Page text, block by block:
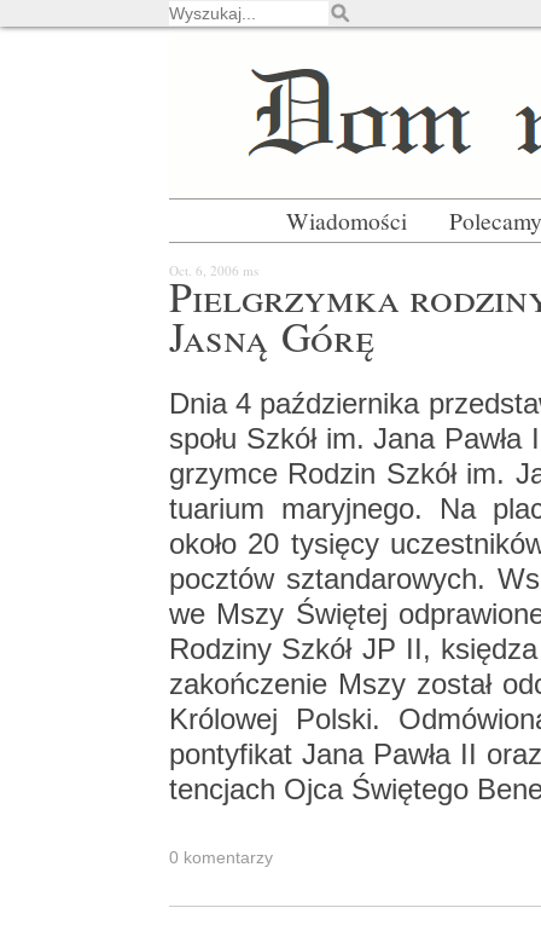
Wiadomości Polecamy
Oct. 6, 2006 ms
Piel­grzym­ka
Jasną Górę
Dnia 4 paź­dzier­ni­ka
spo­łu Szkół im. Jana
grzym­ce Ro­dzin Szkół im.
tu­arium ma­ryj­ne­go. Na
około 20 ty­się­cy
pocz­tów sztan­da­ro­wych.
we Mszy Świę­tej
Ro­dzi­ny Szkół JP II,
za­koń­cze­nie Mszy zo­stał
Kró­lo­wej Pol­ski.
pon­ty­fi­kat Jana Pawła II
ten­cjach Ojca Świę­te­go
0 ko­men­ta­rzy